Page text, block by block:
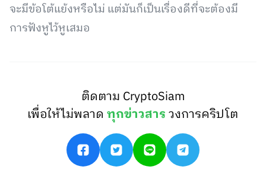
จะมีข้อโต้แย้งหรือไม่ แต่มันก็เป็นเรื่องดีที่จะต้องมี
การฟังหูไว้หูเสมอ
ติดตาม CryptoSiam
เพื่อให้ไม่พลาดทุกข่าวสารวงการคริปโต